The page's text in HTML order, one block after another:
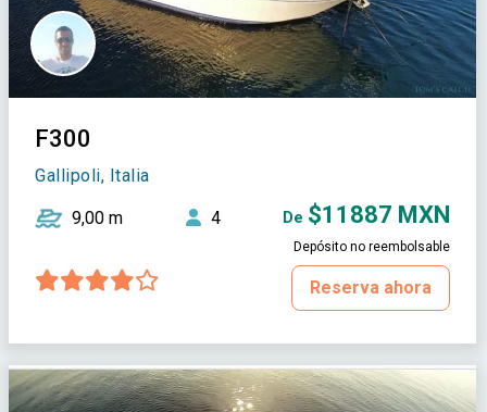
F300
Gallipoli, Italia
9,00 m 4 De $11887 MXN
Depósito no reembolsable
Reserva ahora